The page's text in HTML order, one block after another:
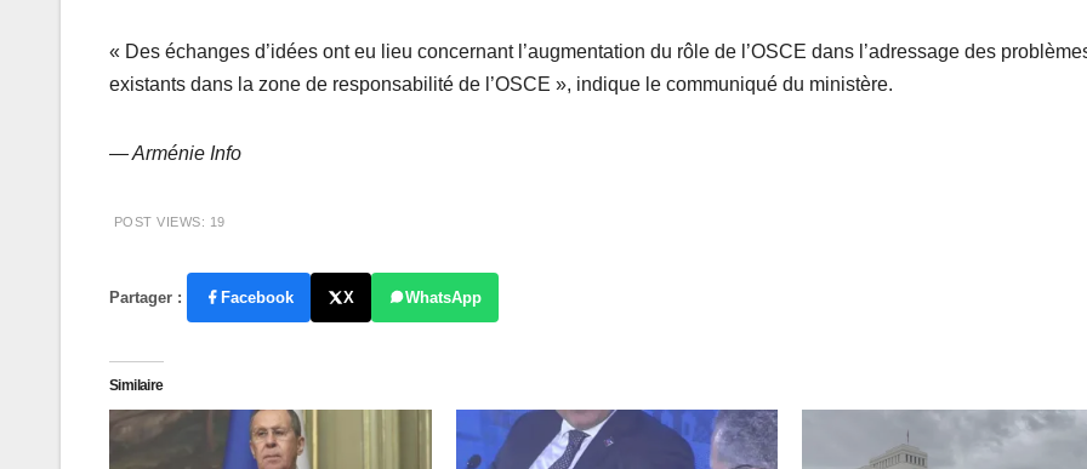
« Des échanges d’idées ont eu lieu concernant l’augmentation du rôle de l’OSCE dans l’adressage des
existants dans la zone de responsabilité de l’OSCE », indique le communiqué du ministère.
— Arménie Info
POST VIEWS: 19
Partager : Facebook X WhatsApp
Similaire